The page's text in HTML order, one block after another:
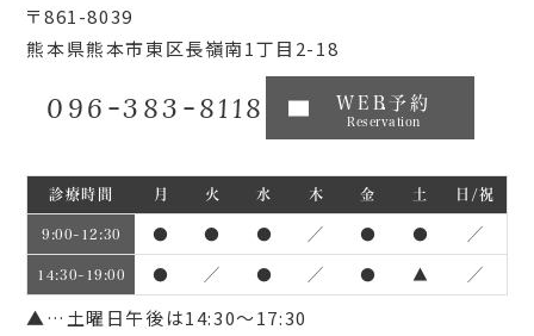
〒861-8039
熊本県熊本市東区長嶺南1丁目2-18
096-383-8118 WEB予約
Reservation
診療時間 月 火 水 木 金 土 日/祝
9:00~12:30 ● ● ● ／ ● ● ／
14:30~19:00 ● ／ ● ／ ● ▲ ／
▲…土曜日午後は14:30～17:30